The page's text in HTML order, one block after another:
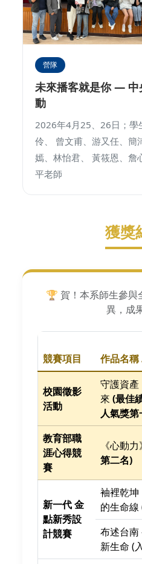
營隊
未來播客就是你 — 中
動
2026年4月25、26日；學
伶、 曾文甫、游又任、簡
嫣、林怡君、 黃筱恩、詹
平老師
獲獎
🏆 賀！本系師生參與
異，成
競賽項目 作品名
校園徵影
活動
守護資產
來 (最佳
人氣獎第
教育部職
涯心得競
賽
《心動力
第二名)
新一代 金
點新秀設
計競賽
袖裡乾坤
的生命線
布述台
新生命 (